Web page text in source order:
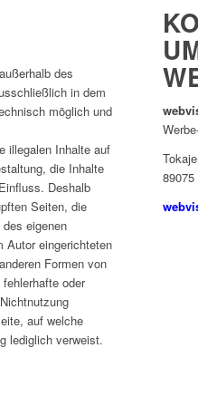
des
in dem
möglich und
illegalen Inhalte auf
die Inhalte
Deshalb
Seiten, die
eigenen
Autor eingerichteten
Formen von
oder
auf welche
lediglich verweist.
89075